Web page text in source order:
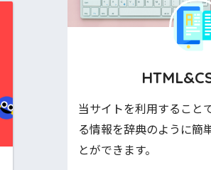
当サイトを利用すること
る情報を辞典のように簡
とができます。